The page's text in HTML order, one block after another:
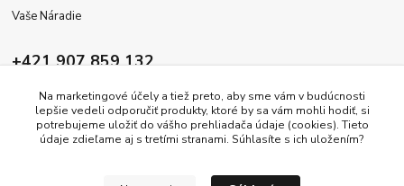
Vaše Náradie
+421 907 859 132
info@vasenaradie.sk
Na marketingové účely a tiež preto, aby sme vám v budúcnosti
lepšie vedeli odporučiť produkty, ktoré by sa vám mohli hodiť, si
potrebujeme uložiť do vášho prehliadača údaje (cookies). Tieto
údaje zdieľame aj s tretími stranami. Súhlasíte s ich uložením?